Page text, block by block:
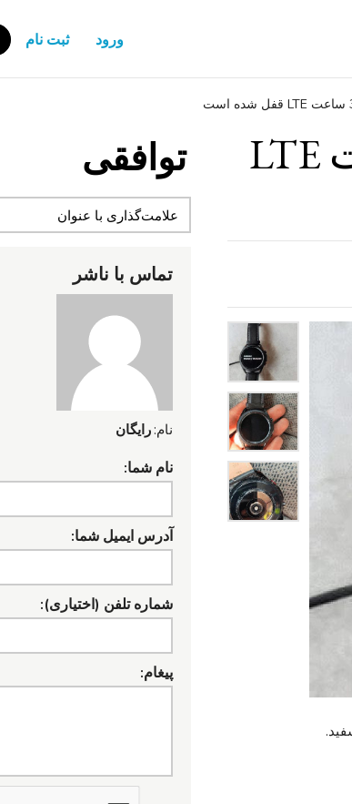
ورود ثبت نام
سامسونگ کهکشان 3 ساعت LTE
توافقی
تماس با ناشر
نام: رایگان
نام شما:
آدرس ایمیل شما:
شماره تلفن (اختیاری):
پیغام: